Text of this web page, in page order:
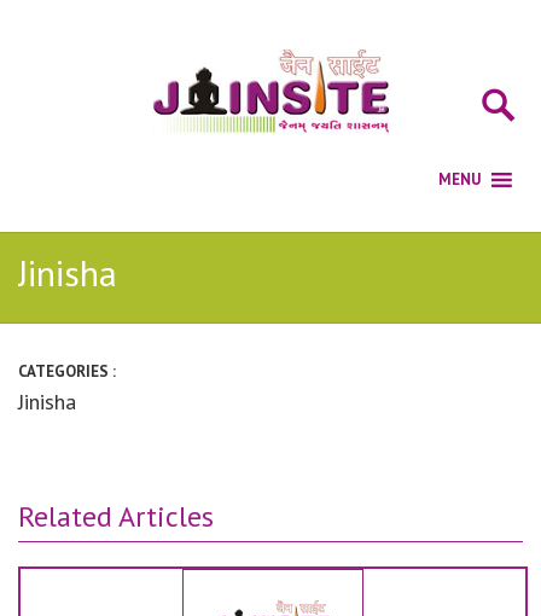
Jinisha
CATEGORIES :
Jinisha
Related Articles